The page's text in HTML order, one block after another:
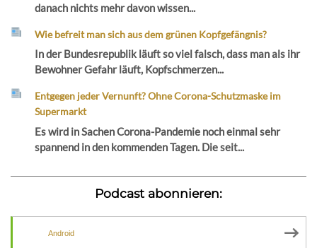
danach nichts mehr davon wissen...
Wie befreit man sich aus dem grünen Kopfgefängnis?
In der Bundesrepublik läuft so viel falsch, dass man als ihr
Bewohner Gefahr läuft, Kopfschmerzen...
Entgegen jeder Vernunft? Ohne Corona-Schutzmaske im
Supermarkt
Es wird in Sachen Corona-Pandemie noch einmal sehr
spannend in den kommenden Tagen. Die seit...
Podcast abonnieren:
Android